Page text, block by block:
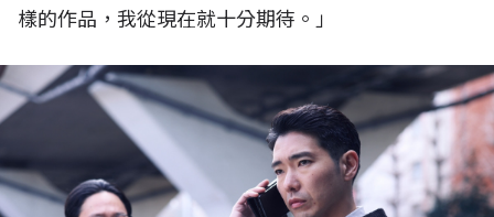
樣的作品，我從現在就十分期待。」